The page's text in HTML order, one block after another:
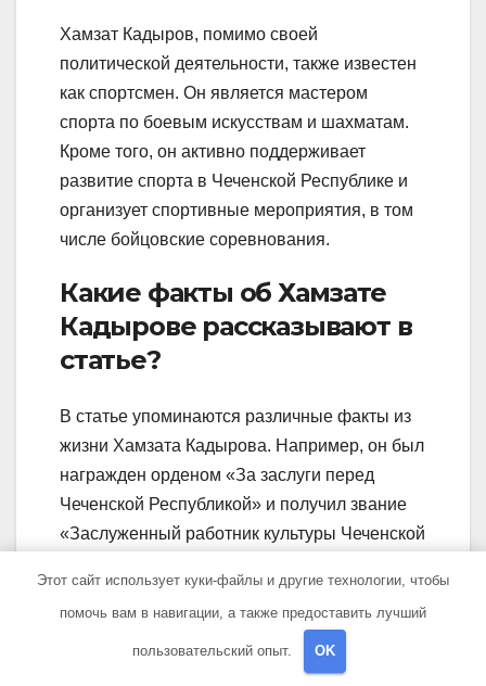
Хамзат Кадыров, помимо своей
политической деятельности, также известен
как спортсмен. Он является мастером
спорта по боевым искусствам и шахматам.
Кроме того, он активно поддерживает
развитие спорта в Чеченской Республике и
организует спортивные мероприятия, в том
числе бойцовские соревнования.
Какие факты об Хамзате
Кадырове рассказывают в
статье?
В статье упоминаются различные факты из
жизни Хамзата Кадырова. Например, он был
награжден орденом «За заслуги перед
Чеченской Республикой» и получил звание
«Заслуженный работник культуры Чеченской
активно участвует в работе по созданию
условий для улучшения жизни жителей
республики.
Этот сайт использует куки-файлы и другие технологии, чтобы
помочь вам в навигации, а также предоставить лучший
пользовательский опыт. OK